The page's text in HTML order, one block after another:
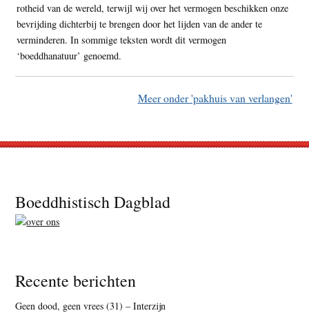
rotheid van de wereld, terwijl wij over het vermogen beschikken onze
bevrijding dichterbij te brengen door het lijden van de ander te
verminderen. In sommige teksten wordt dit vermogen
‘boeddhanatuur’ genoemd.
Meer onder 'pakhuis van verlangen'
Footer
Boeddhistisch Dagblad
Recente berichten
Geen dood, geen vrees (31) – Interzijn